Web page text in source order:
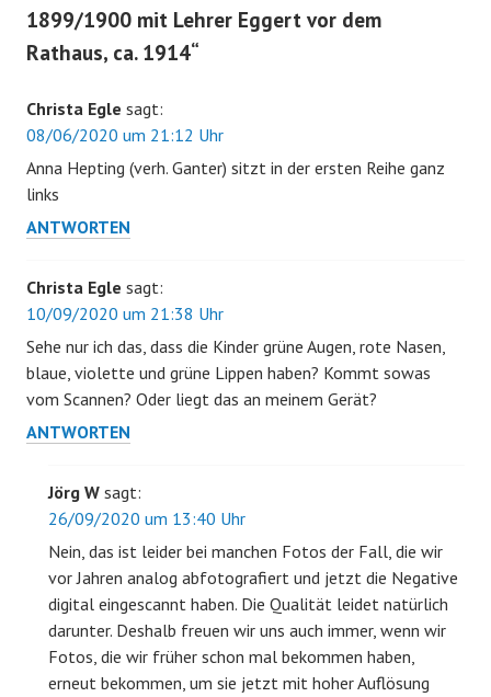
1899/1900 mit Lehrer Eggert vor dem
Rathaus, ca. 1914“
Christa Egle sagt:
08/06/2020 um 21:12 Uhr
Anna Hepting (verh. Ganter) sitzt in der ersten Reihe ganz
links
ANTWORTEN
Christa Egle sagt:
10/09/2020 um 21:38 Uhr
Sehe nur ich das, dass die Kinder grüne Augen, rote Nasen,
blaue, violette und grüne Lippen haben? Kommt sowas
vom Scannen? Oder liegt das an meinem Gerät?
ANTWORTEN
Jörg W sagt:
26/09/2020 um 13:40 Uhr
Nein, das ist leider bei manchen Fotos der Fall, die wir
vor Jahren analog abfotografiert und jetzt die Negative
digital eingescannt haben. Die Qualität leidet natürlich
darunter. Deshalb freuen wir uns auch immer, wenn wir
Fotos, die wir früher schon mal bekommen haben,
erneut bekommen, um sie jetzt mit hoher Auflösung